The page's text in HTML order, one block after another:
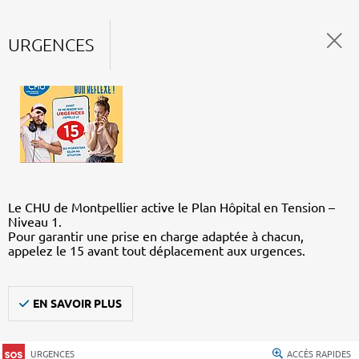
URGENCES
Le CHU de Montpellier active le Plan Hôpital en Tension –
Niveau 1.
Pour garantir une prise en charge adaptée à chacun,
appelez le 15 avant tout déplacement aux urgences.
EN SAVOIR PLUS
URGENCES ACCÈS RAPIDES